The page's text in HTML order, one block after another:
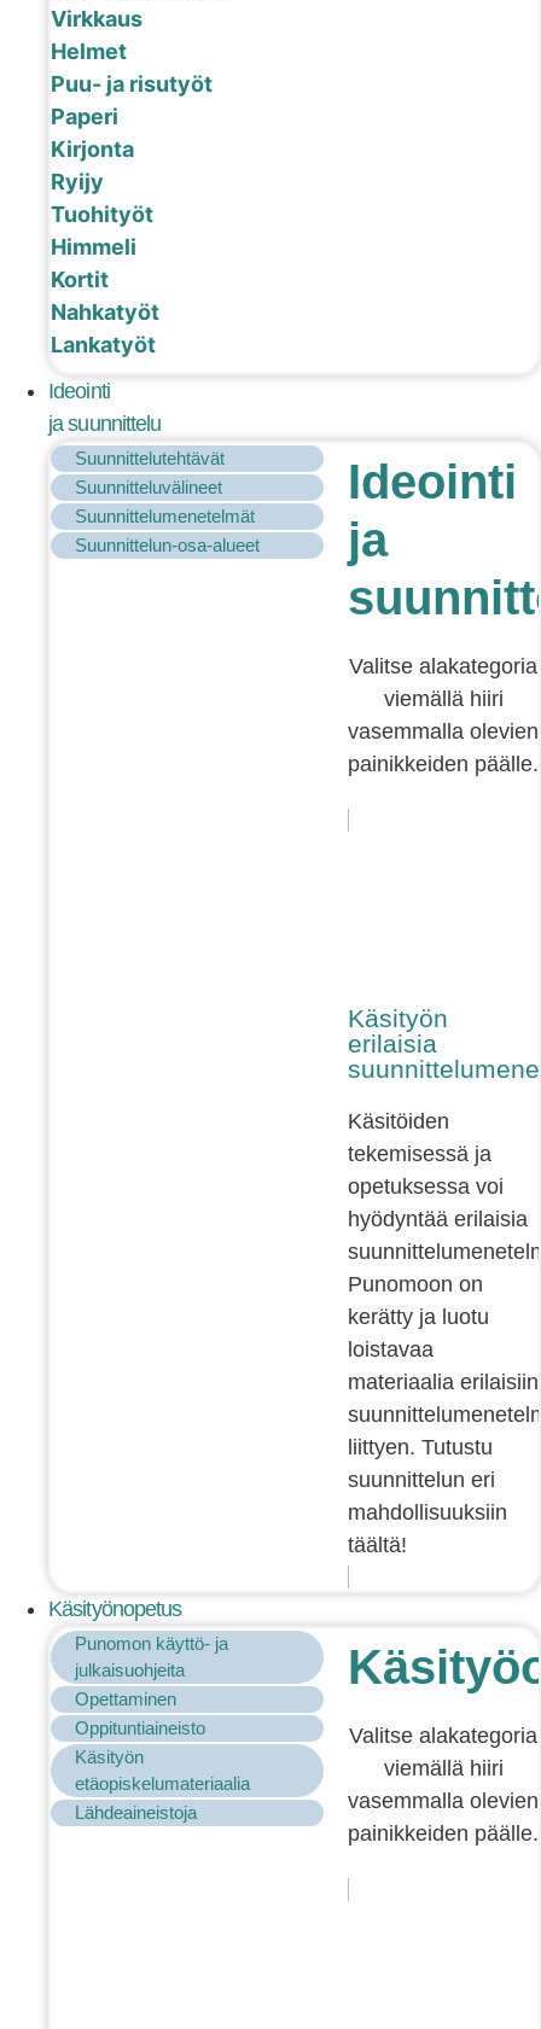
Virkkaus
Helmet
Puu- ja risutyöt
Paperi
Kirjonta
Ryijy
Tuohityöt
Himmeli
Kortit
Nahkatyöt
Lankatyöt
Ideointi
ja suunnittelu
Suunnittelutehtävät
Suunnitteluvälineet
Suunnittelumenetelmät
Suunnittelun-osa-alueet
Ideointi
ja
Valitse alakategoria
viemällä hiiri
vasemmalla olevien
painikkeiden päälle.
Käsityön
erilaisia
Käsitöiden
tekemisessä ja
opetuksessa voi
hyödyntää erilaisia
Punomoon on
kerätty ja luotu
loistavaa
materiaalia erilaisiin
liittyen. Tutustu
suunnittelun eri
mahdollisuuksiin
täältä!
Käsityönopetus
Punomon käyttö- ja
julkaisuohjeita
Opettaminen
Oppituntiaineisto
Käsityön
etäopiskelumateriaalia
Lähdeaineistoja
Valitse alakategoria
viemällä hiiri
vasemmalla olevien
painikkeiden päälle.